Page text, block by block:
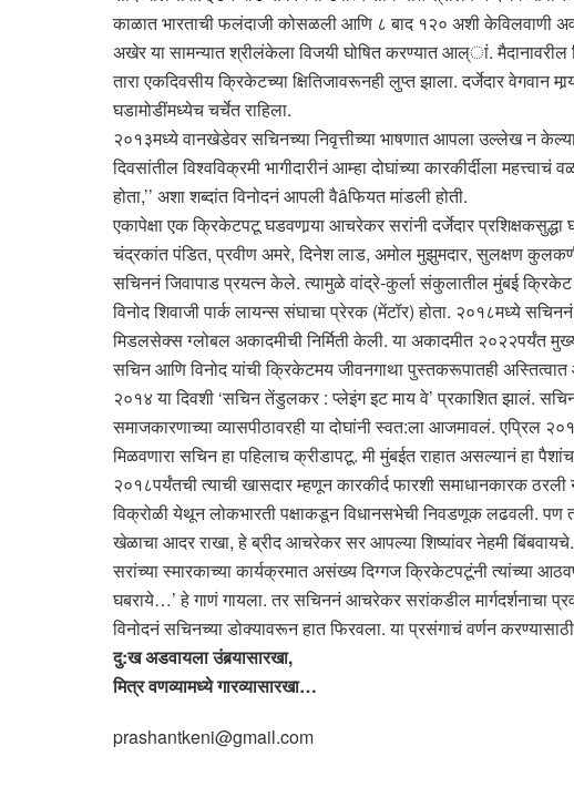
काळात भारताची फलंदाजी कोसळली आणि ८ बाद १२० अशी केविलवाणी
अखेर या सामन्यात श्रीलंकेला विजयी घोषित करण्यात आल्ां.
तारा एकदिवसीय क्रिकेटच्या क्षितिजावरूनही लुप्त झाला. दर्जेदार
घडामोडींमध्येच चर्चेत राहिला.
२०१३मध्ये वानखेडेवर सचिनच्या निवृत्तीच्या भाषणात आपला उल्लेख न
दिवसांतील विश्वविक्रमी भागीदारीनं आम्हा दोघांच्या कारकीर्दीला
होता,’’ अशा शब्दांत विनोदनं आपली वैâफियत मांडली होती.
एकापेक्षा एक क्रिकेटपटू घडवणार्‍या आचरेकर सरांनी दर्जेदार
चंद्रकांत पंडित, प्रवीण अमरे, दिनेश लाड, अमोल मुझुमदार, सुलक्षण
सचिननं जिवापाड प्रयत्न केले. त्यामुळे वांद्रे-कुर्ला संकुलातील मुंबई
विनोद शिवाजी पार्क लायन्स संघाचा प्रेरक (मेंटॉर) होता. २०१८मध्ये
मिडलसेक्स ग्लोबल अकादमीची निर्मिती केली. या अकादमीत २०२२पर्यंत
सचिन आणि विनोद यांची क्रिकेटमय जीवनगाथा पुस्तकरूपातही अस्तित्वात
२०१४ या दिवशी ‘सचिन तेंडुलकर : प्लेइंग इट माय वे’ प्रकाशित झालं.
समाजकारणाच्या व्यासपीठावरही या दोघांनी स्वत:ला आजमावलं. एप्रिल
मिळवणारा सचिन हा पहिलाच क्रीडापटू. मी मुंबईत राहात असल्यानं हा
२०१८पर्यंतची त्याची खासदार म्हणून कारकीर्द फारशी समाधानकारक
विक्रोळी येथून लोकभारती पक्षाकडून विधानसभेची निवडणूक लढवली. पण
खेळाचा आदर राखा, हे ब्रीद आचरेकर सर आपल्या शिष्यांवर नेहमी
सरांच्या स्मारकाच्या कार्यक्रमात असंख्य दिग्गज क्रिकेटपटूंनी त्यांच्या
घबराये…’ हे गाणं गायला. तर सचिननं आचरेकर सरांकडील मार्गदर्शनाचा
विनोदनं सचिनच्या डोक्यावरून हात फिरवला. या प्रसंगाचं वर्णन
दु:ख अडवायला उंबर्‍यासारखा,
मित्र वणव्यामध्ये गारव्यासारखा…
prashantkeni@gmail.com